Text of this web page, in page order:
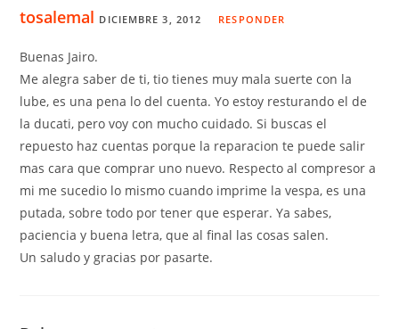
tosalemal DICIEMBRE 3, 2012 RESPONDER
Buenas Jairo.
Me alegra saber de ti, tio tienes muy mala suerte con la
lube, es una pena lo del cuenta. Yo estoy resturando el de
la ducati, pero voy con mucho cuidado. Si buscas el
repuesto haz cuentas porque la reparacion te puede salir
mas cara que comprar uno nuevo. Respecto al compresor a
mi me sucedio lo mismo cuando imprime la vespa, es una
putada, sobre todo por tener que esperar. Ya sabes,
paciencia y buena letra, que al final las cosas salen.
Un saludo y gracias por pasarte.